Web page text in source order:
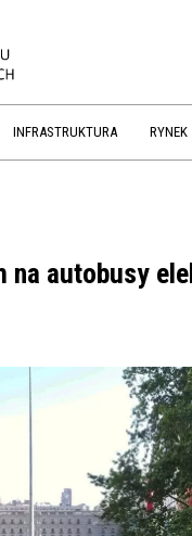
INFRASTRUKTURA RYNEK
na autobusy